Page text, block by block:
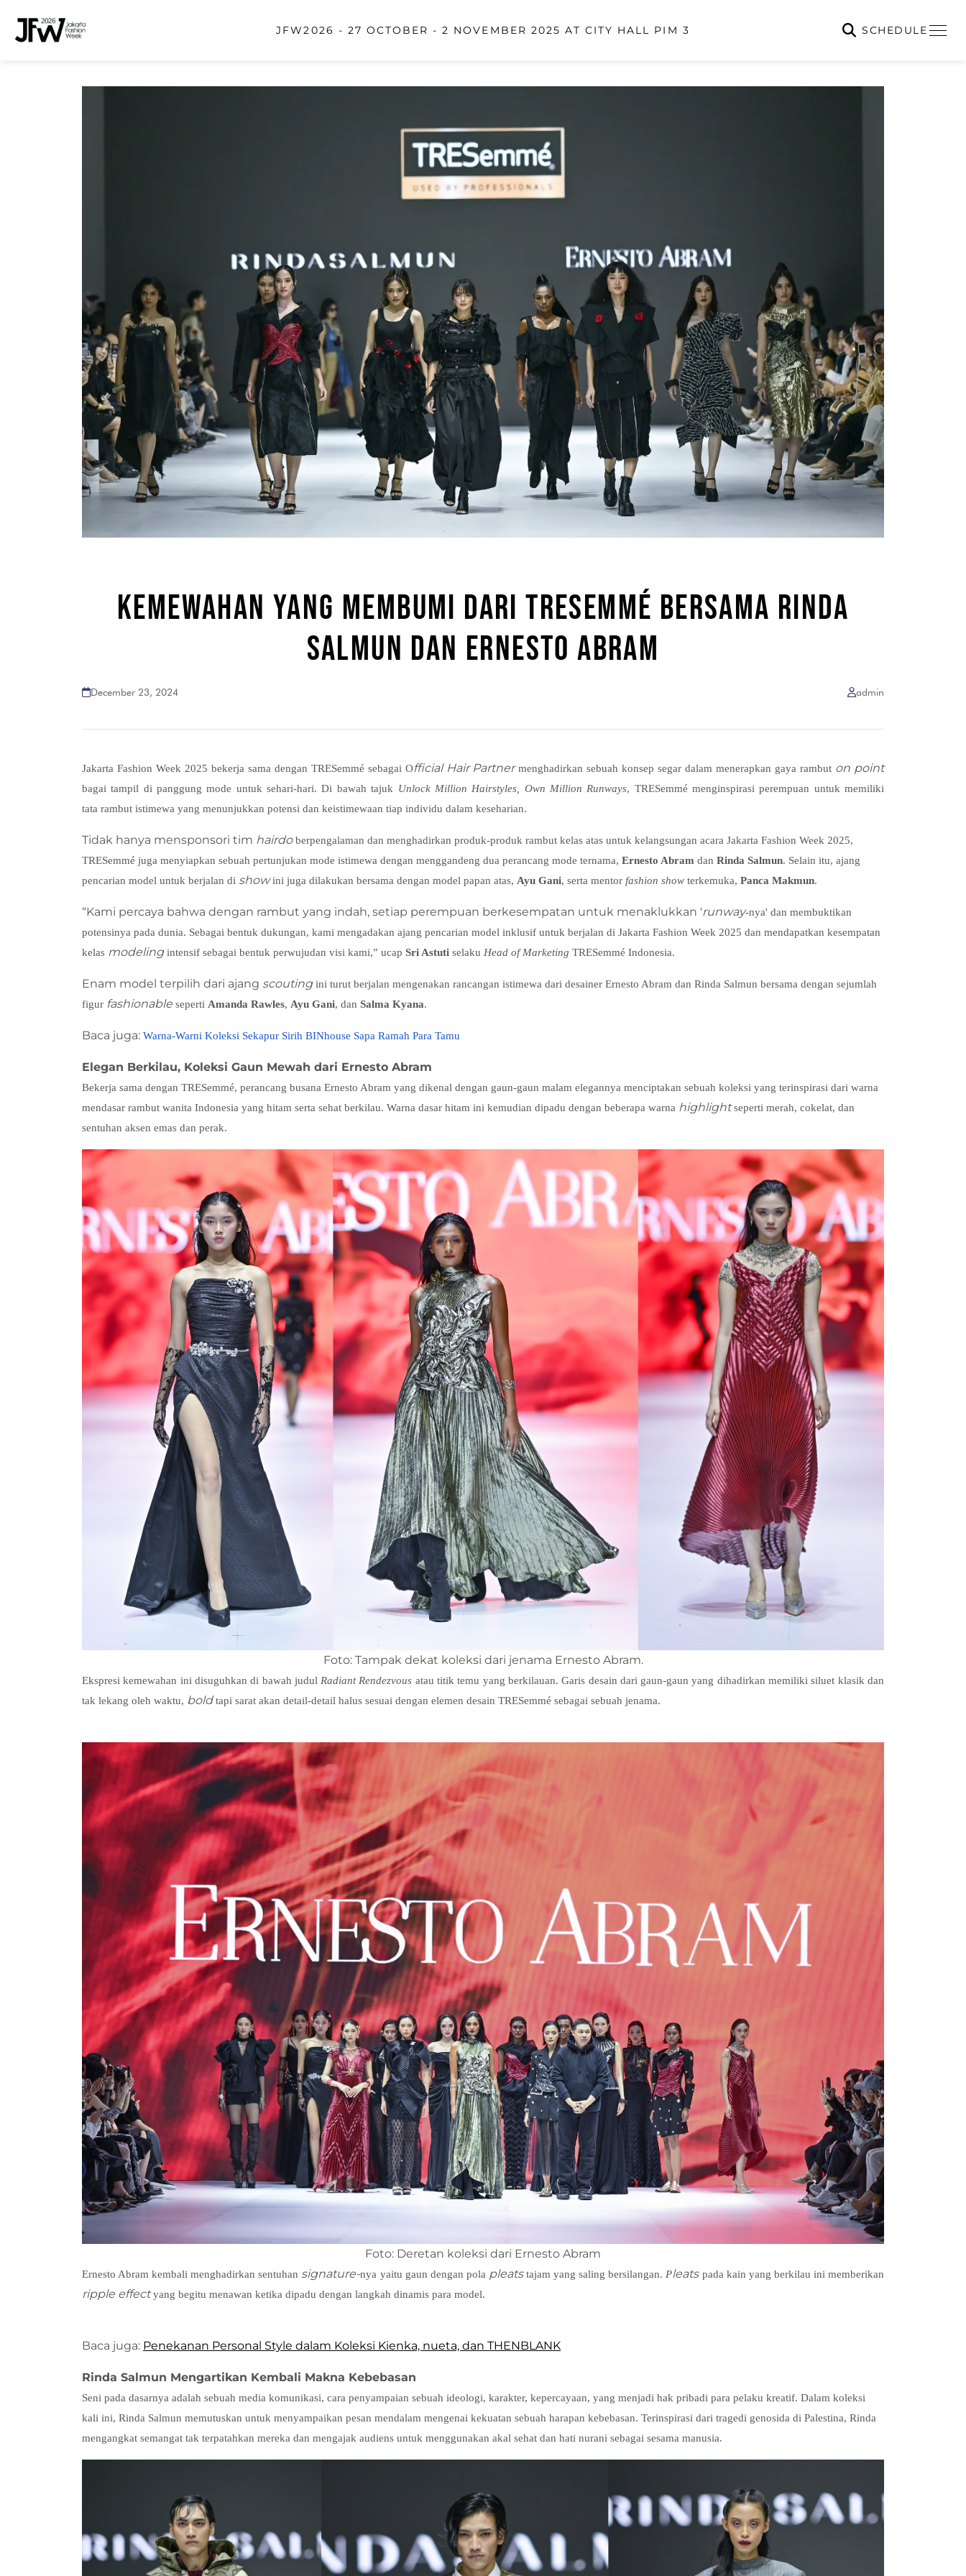
JFW2026 - 27 OCTOBER - 2 NOVEMBER 2025 AT CITY HALL PIM 3 SCHEDULE
KEMEWAHAN YANG MEMBUMI DARI TRESEMMÉ BERSAMA RINDA
SALMUN DAN ERNESTO ABRAM
December 23, 2024 admin
Jakarta Fashion Week 2025 bekerja sama dengan TRESemmé sebagai Official Hair Partnermenghadirkan sebuah konsep segar dalam menerapkan gaya rambut on point
bagai tampil di panggung mode untuk sehari-hari. Di bawah tajuk Unlock Million Hairstyles, Own Million Runways, TRESemmé menginspirasi perempuan untuk memiliki
tata rambut istimewa yang menunjukkan potensi dan keistimewaan tiap individu dalam keseharian.
Tidak hanya mensponsori tim hairdoberpengalaman dan menghadirkan produk-produk rambut kelas atas untuk kelangsungan acara Jakarta Fashion Week 2025,
TRESemmé juga menyiapkan sebuah pertunjukan mode istimewa dengan menggandeng dua perancang mode ternama, Ernesto Abram dan Rinda Salmun. Selain itu, ajang
pencarian model untuk berjalan di showini juga dilakukan bersama dengan model papan atas, Ayu Gani, serta mentor fashion show terkemuka, Panca Makmun.
“Kami percaya bahwa dengan rambut yang indah, setiap perempuan berkesempatan untuk menaklukkan 'runway-nya' dan membuktikan
potensinya pada dunia. Sebagai bentuk dukungan, kami mengadakan ajang pencarian model inklusif untuk berjalan di Jakarta Fashion Week 2025 dan mendapatkan kesempatan
kelas modelingintensif sebagai bentuk perwujudan visi kami,” ucap Sri Astuti selaku Head of Marketing TRESemmé Indonesia.
Enam model terpilih dari ajang scoutingini turut berjalan mengenakan rancangan istimewa dari desainer Ernesto Abram dan Rinda Salmun bersama dengan sejumlah
figur fashionable seperti Amanda Rawles, Ayu Gani, dan Salma Kyana.
Baca juga: Warna-Warni Koleksi Sekapur Sirih BINhouse Sapa Ramah Para Tamu
Elegan Berkilau, Koleksi Gaun Mewah dari Ernesto Abram
Bekerja sama dengan TRESemmé, perancang busana Ernesto Abram yang dikenal dengan gaun-gaun malam elegannya menciptakan sebuah koleksi yang terinspirasi dari warna
mendasar rambut wanita Indonesia yang hitam serta sehat berkilau. Warna dasar hitam ini kemudian dipadu dengan beberapa warna highlightseperti merah, cokelat, dan
sentuhan aksen emas dan perak.
Foto: Tampak dekat koleksi dari jenama Ernesto Abram.
Ekspresi kemewahan ini disuguhkan di bawah judulRadiant Rendezvous atau titik temu yang berkilauan. Garis desain dari gaun-gaun yang dihadirkan memiliki siluet klasik dan
tak lekang oleh waktu, boldtapi sarat akan detail-detail halus sesuai dengan elemen desain TRESemmé sebagai sebuah jenama.
Foto: Deretan koleksi dari Ernesto Abram
Ernesto Abram kembali menghadirkan sentuhan signature-nya yaitu gaun dengan pola pleatstajam yang saling bersilangan. Pleats pada kain yang berkilau ini memberikan
ripple effectyang begitu menawan ketika dipadu dengan langkah dinamis para model.
Baca juga: Penekanan Personal Style dalam Koleksi Kienka, nueta, dan THENBLANK
Rinda Salmun Mengartikan Kembali Makna Kebebasan
Seni pada dasarnya adalah sebuah media komunikasi, cara penyampaian sebuah ideologi, karakter, kepercayaan, yang menjadi hak pribadi para pelaku kreatif. Dalam koleksi
kali ini, Rinda Salmun memutuskan untuk menyampaikan pesan mendalam mengenai kekuatan sebuah harapan kebebasan. Terinspirasi dari tragedi genosida di Palestina, Rinda
mengangkat semangat tak terpatahkan mereka dan mengajak audiens untuk menggunakan akal sehat dan hati nurani sebagai sesama manusia.